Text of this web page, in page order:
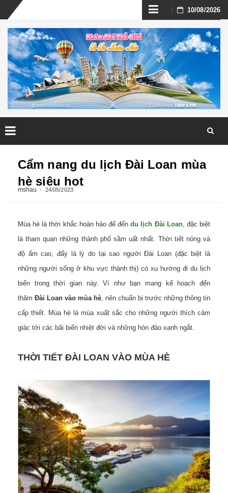
Skip
to
content
10/08/2026
Cẩm nang du lịch Đài Loan mùa
hè siêu hot
mshau 24/05/2023
Mùa hè là thời khắc hoàn hảo để đến du lịch Đài Loan, đặc biệt
là tham quan những thành phố sầm uất nhất. Thời tiết nóng và
độ ẩm cao, đấy là lý do tại sao người Đài Loan (đặc biệt là
những người sống ở khu vực thành thị) có xu hướng đi du lịch
biển trong thời gian này. Ví như bạn mang kế hoạch đến
thăm Đài Loan vào mùa hè, nên chuẩn bị trước những thông tin
cấp thiết. Mùa hè là mùa xuất sắc cho những người thích cảm
giác tới các bãi biển nhiệt đới và những hòn đảo xanh ngắt.
THỜI TIẾT ĐÀI LOAN VÀO MÙA HÈ